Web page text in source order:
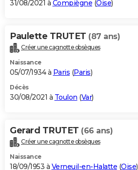
31/08/2021 à Compiègne (Oise)
Paulette TRUTET (87 ans)
Créer une cagnotte obsèques
Naissance
05/07/1934 à Paris (Paris)
Décès
30/08/2021 à Toulon (Var)
Gerard TRUTET (66 ans)
Créer une cagnotte obsèques
Naissance
18/09/1953 à Verneuil-en-Halatte (Oise)